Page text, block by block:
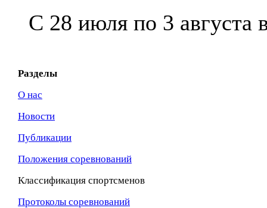
С 28 июля по 3 августа
Разделы
О нас
Новости
Публикации
Положения соревнований
Классификация спортсменов
Протоколы соревнований